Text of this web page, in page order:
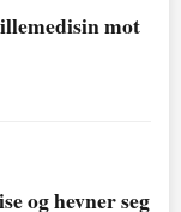
mot
og hevner seg